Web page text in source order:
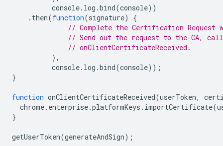
console. log .bind(console))
. then(function(signature)
{
// Complete the Certification
// Send out the request to the CA,
// onClientCertificateReceived.
},
console. log .bind(console));
}
function onClientCertificateReceived(userToken,
chrome. enterprise.platformKeys . importCertificate(
}
getUserToken(generateAndSign);